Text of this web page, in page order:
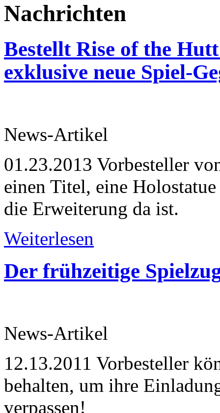
Nachrichten
Bestellt Rise of the
exklusive neue Spiel-
News-Artikel
01.23.2013 Vorbesteller
einen Titel, eine
die Erweiterung da ist.
Weiterlesen
Der frühzeitige
News-Artikel
12.13.2011 Vorbesteller
behalten, um ihre
verpassen!